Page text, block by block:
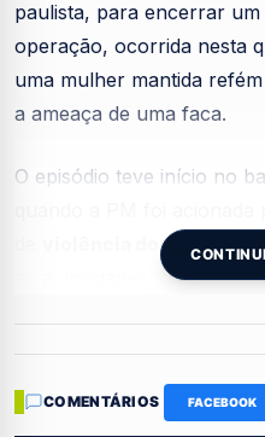
paulista, para encerrar
operação, ocorrida nesta
uma mulher mantida
a ameaça de uma faca.
O episódio teve início no
violência doméstica e
as autoridades, o homem
tensão aumentou com a
mulher, exigindo a
COMENTÁRIOS FACEBOOK